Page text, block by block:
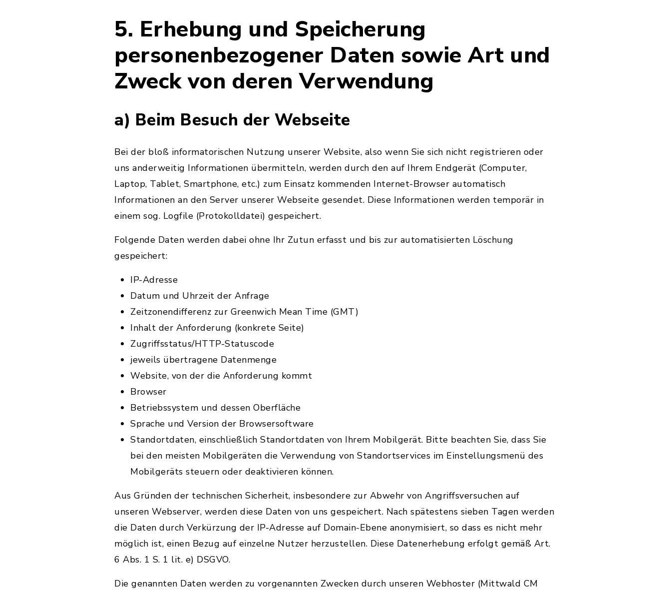
5. Erhebung und Speicherung
personenbezogener Daten sowie Art und
Zweck von deren Verwendung
a) Beim Besuch der Webseite
Bei der bloß informatorischen Nutzung unserer Website, also wenn Sie sich nicht registrieren oder
uns anderweitig Informationen übermitteln, werden durch den auf Ihrem Endgerät (Computer,
Laptop, Tablet, Smartphone, etc.) zum Einsatz kommenden Internet-Browser automatisch
Informationen an den Server unserer Webseite gesendet. Diese Informationen werden temporär in
einem sog. Logfile (Protokolldatei) gespeichert.
Folgende Daten werden dabei ohne Ihr Zutun erfasst und bis zur automatisierten Löschung
gespeichert:
IP-Adresse
Datum und Uhrzeit der Anfrage
Zeitzonendifferenz zur Greenwich Mean Time (GMT)
Inhalt der Anforderung (konkrete Seite)
Zugriffsstatus/HTTP-Statuscode
jeweils übertragene Datenmenge
Website, von der die Anforderung kommt
Browser
Betriebssystem und dessen Oberfläche
Sprache und Version der Browsersoftware
Standortdaten, einschließlich Standortdaten von Ihrem Mobilgerät. Bitte beachten Sie, dass Sie
bei den meisten Mobilgeräten die Verwendung von Standortservices im Einstellungsmenü des
Mobilgeräts steuern oder deaktivieren können.
Aus Gründen der technischen Sicherheit, insbesondere zur Abwehr von Angriffsversuchen auf
unseren Webserver, werden diese Daten von uns gespeichert. Nach spätestens sieben Tagen werden
die Daten durch Verkürzung der IP-Adresse auf Domain-Ebene anonymisiert, so dass es nicht mehr
möglich ist, einen Bezug auf einzelne Nutzer herzustellen. Diese Datenerhebung erfolgt gemäß Art.
6 Abs. 1 S. 1 lit. e) DSGVO.
Die genannten Daten werden zu vorgenannten Zwecken durch unseren Webhoster (Mittwald CM